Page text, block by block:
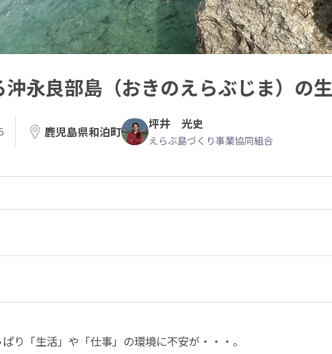
永良部島（おきのえらぶじま）の
鹿児島県和泊町 坪井 光史
えらぶ島づくり事業協同組合
り「生活」や「仕事」の環境に不安が・・・。